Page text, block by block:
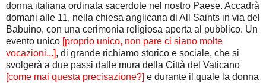
donna italiana ordinata sacerdote nel nostro Paese. Accadrà
domani alle 11, nella chiesa anglicana di All Saints in via del
Babuino, con una cerimonia religiosa aperta al pubblico. Un
evento unico [proprio unico, non pare ci siano molte
vocazioni...], di grande richiamo storico e sociale, che si
svolgerà a due passi dalle mura della Città del Vaticano
[come mai questa precisazione?] e durante il quale la donna